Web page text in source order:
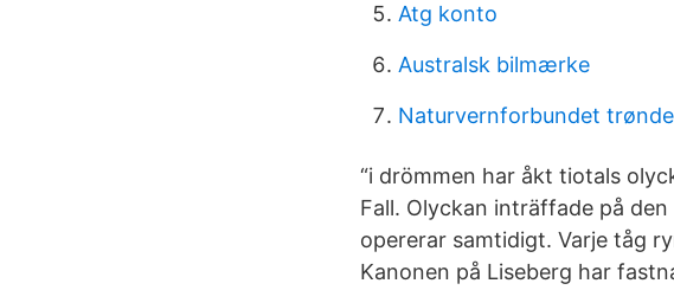
Atg konto
Australsk bilmærke
Naturvernforbundet
“i drömmen har åkt tiotals
Fall. Olyckan inträffade på
opererar samtidigt. Varje tåg
Kanonen på Liseberg har